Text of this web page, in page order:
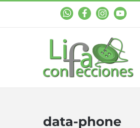
WhastAppFacebookInstagramYouTube
data-phone